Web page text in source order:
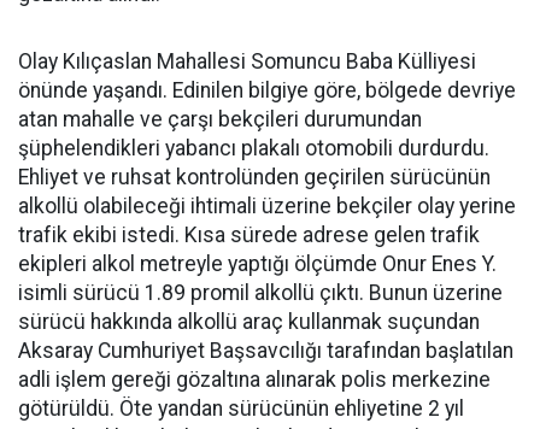
Olay Kılıçaslan Mahallesi Somuncu Baba Külliyesi
önünde yaşandı. Edinilen bilgiye göre, bölgede devriye
atan mahalle ve çarşı bekçileri durumundan
şüphelendikleri yabancı plakalı otomobili durdurdu.
Ehliyet ve ruhsat kontrolünden geçirilen sürücünün
alkollü olabileceği ihtimali üzerine bekçiler olay yerine
trafik ekibi istedi. Kısa sürede adrese gelen trafik
ekipleri alkol metreyle yaptığı ölçümde Onur Enes Y.
isimli sürücü 1.89 promil alkollü çıktı. Bunun üzerine
sürücü hakkında alkollü araç kullanmak suçundan
Aksaray Cumhuriyet Başsavcılığı tarafından başlatılan
adli işlem gereği gözaltına alınarak polis merkezine
götürüldü. Öte yandan sürücünün ehliyetine 2 yıl